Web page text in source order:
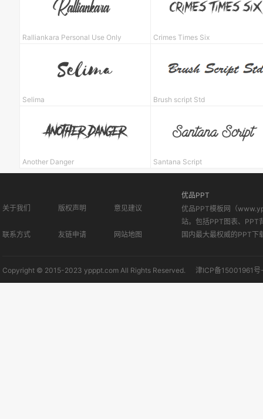
Ralliankara Personal Use Only Crimes Times Six
Selima Brush script Std
Another Danger Santana Script
关于我们 版权声明 意见建议
联系方式 友链申请 网站地图
优品PPT
优品PPT模板网（
站。包括PPT图表、PPT
国内最大最权威的PPT下
Copyright © 2015-2023 ypppt.com All Rights Reserved. 津ICP备15001961号